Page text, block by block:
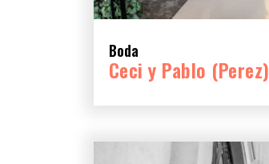
Boda
Ceci y Pablo (Perez)